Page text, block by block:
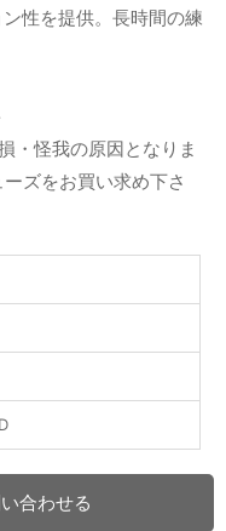
性を提供。長時間の練
・怪我の原因となりま
ズをお買い求め下さ
合わせる